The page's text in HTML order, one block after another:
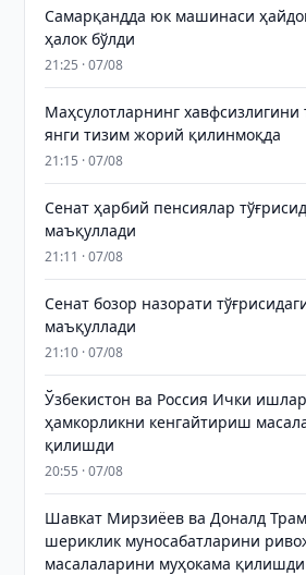
Самарқандда юк машинаси
ҳалок бўлди
21:25 · 07/08
Маҳсулотларнинг
янги тизим жорий қилинмоқда
21:15 · 07/08
Сенат ҳарбий пенсиялар
маъқуллади
21:11 · 07/08
Сенат бозор назорати
маъқуллади
21:10 · 07/08
Ўзбекистон ва Россия Ички
ҳамкорликни кенгайтириш
қилишди
20:55 · 07/08
Шавкат Мирзиёев ва Доналд
шериклик муносабатларини
масалаларини муҳокама қилишди